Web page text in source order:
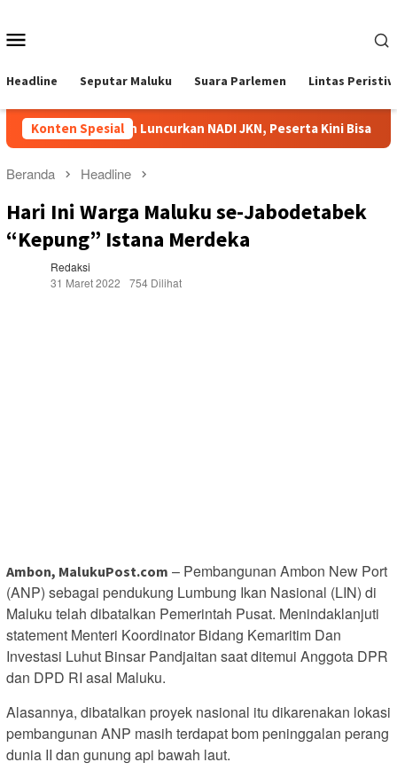
konten
Headline Seputar Maluku Suara Parlemen Lintas
Konten Spesial
BPJS Kesehatan Luncurkan NADI JKN, Peserta Kini Bisa
Beranda Headline
Hari Ini Warga Maluku se-Jabodetabek
“Kepung” Istana Merdeka
Redaksi
31 Maret 2022
754 Dilihat
Ambon, MalukuPost.com – Pembangunan Ambon New Port
(ANP) sebagai pendukung Lumbung Ikan Nasional (LIN) di
Maluku telah dibatalkan Pemerintah Pusat. Menindaklanjuti
statement Menteri Koordinator Bidang Kemaritim Dan
Investasi Luhut Binsar Pandjaitan saat ditemui Anggota DPR
dan DPD RI asal Maluku.
Alasannya, dibatalkan proyek nasional itu dikarenakan lokasi
pembangunan ANP masih terdapat bom peninggalan perang
dunia II dan gunung api bawah laut.